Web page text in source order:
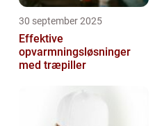
30 september 2025
Effektive
opvarmningsløsninger
med træpiller